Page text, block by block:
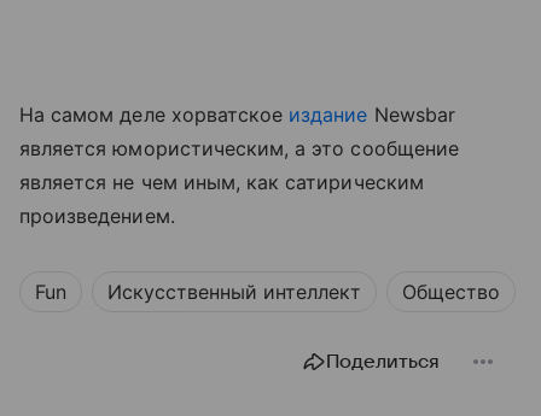
На самом деле хорватское издание Newsbar
является юмористическим, а это сообщение
является не чем иным, как сатирическим
произведением.
Fun Искусственный интеллект Общество
Поделиться